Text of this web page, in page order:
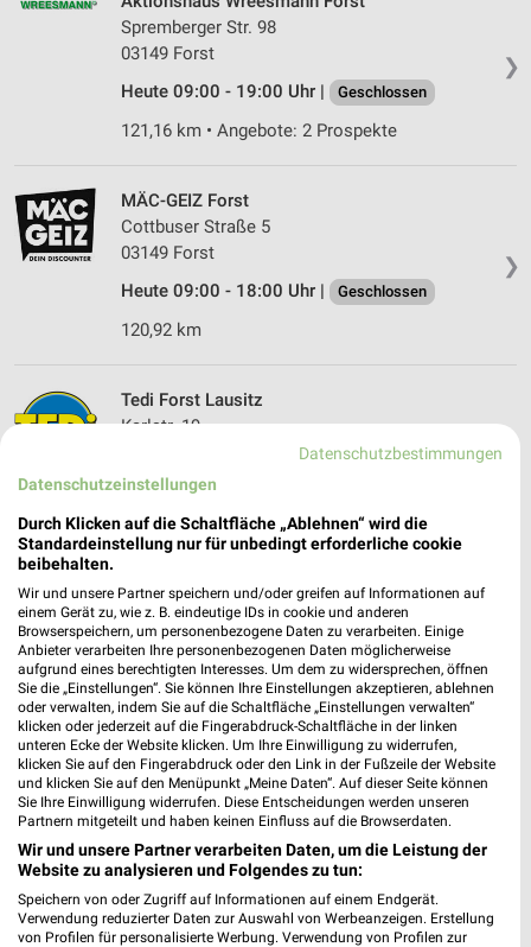
❯
Spremberger Str. 98
03149 Forst
Heute 09:00 - 19:00 Uhr |
Geschlossen
121,16 km • Angebote: 2 Prospekte
❯
MÄC-GEIZ Forst
Cottbuser Straße 5
03149 Forst
Heute 09:00 - 18:00 Uhr |
Geschlossen
120,92 km
Tedi Forst Lausitz
Karlstr. 19
Heute 09:00 - 19:00 Uhr |
120,71 km
REPO-Markt Forst
Gubener Straße 35
03149 Forst
Heute 09:00 - 19:00 Uhr | Geschlossen
120,36 km
MÄC-GEIZ Niesky
Horkaer Straße 17
02906 Niesky
Heute 09:00 - 19:00 Uhr |
Geschlossen
167,76 km
Datenschutzbestimmungen
Datenschutzeinstellungen
Durch Klicken auf die Schaltfläche „Ablehnen“ wird die
Standardeinstellung nur für unbedingt erforderliche cookie
beibehalten.
Wir und unsere Partner speichern und/oder greifen auf Informationen auf
einem Gerät zu, wie z. B. eindeutige IDs in cookie und anderen
Browserspeichern, um personenbezogene Daten zu verarbeiten. Einige
Anbieter verarbeiten Ihre personenbezogenen Daten möglicherweise
aufgrund eines berechtigten Interesses. Um dem zu widersprechen, öffnen
Sie die „Einstellungen“. Sie können Ihre Einstellungen akzeptieren, ablehnen
oder verwalten, indem Sie auf die Schaltfläche „Einstellungen verwalten“
klicken oder jederzeit auf die Fingerabdruck-Schaltfläche in der linken
unteren Ecke der Website klicken. Um Ihre Einwilligung zu widerrufen,
klicken Sie auf den Fingerabdruck oder den Link in der Fußzeile der Website
und klicken Sie auf den Menüpunkt „Meine Daten“. Auf dieser Seite können
Sie Ihre Einwilligung widerrufen. Diese Entscheidungen werden unseren
Partnern mitgeteilt und haben keinen Einfluss auf die Browserdaten.
Wir und unsere Partner verarbeiten Daten, um die Leistung der
Website zu analysieren und Folgendes zu tun:
Speichern von oder Zugriff auf Informationen auf einem Endgerät.
Verwendung reduzierter Daten zur Auswahl von Werbeanzeigen. Erstellung
von Profilen für personalisierte Werbung. Verwendung von Profilen zur